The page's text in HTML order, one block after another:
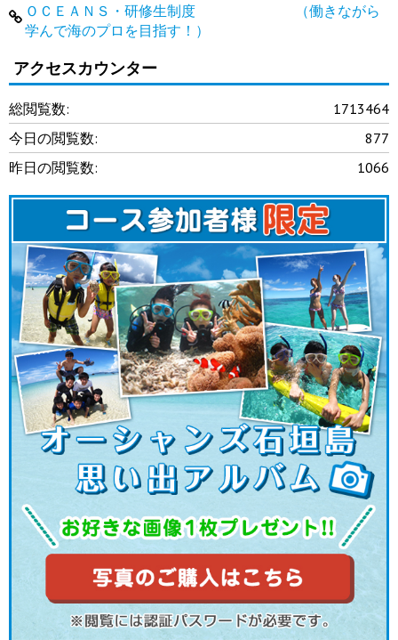
ＯＣＥＡＮＳ・研修生制度 （働きながら
学んで海のプロを目指す！）
アクセスカウンター
1713464
総閲覧数:
877
今日の閲覧数:
1066
昨日の閲覧数: